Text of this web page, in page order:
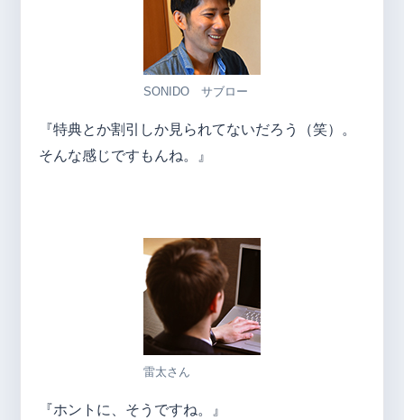
SONIDO サブロー
『特典とか割引しか見られてないだろう（笑）。
そんな感じですもんね。』
雷太さん
『ホントに、そうですね。』